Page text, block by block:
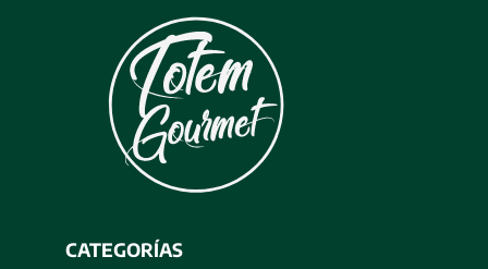
CATEGORÍAS